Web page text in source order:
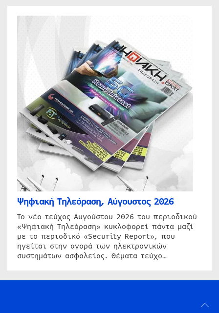
Ψηφιακή Τηλεόραση, Αύγουστος 2026
Το νέο τεύχος Αυγούστου 2026 του περιοδικού
«Ψηφιακή Τηλεόραση» κυκλοφορεί πάντα μαζί
με το περιοδικό «Security Report», που
ηγείται στην αγορά των ηλεκτρονικών
συστημάτων ασφαλείας. Θέματα τεύχο…